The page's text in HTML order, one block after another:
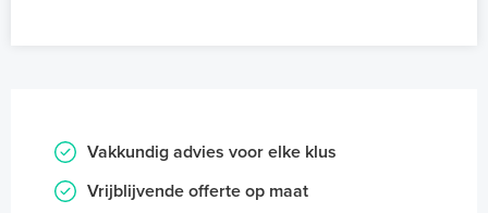
Vakkundig advies voor elke klus
Vrijblijvende offerte op maat